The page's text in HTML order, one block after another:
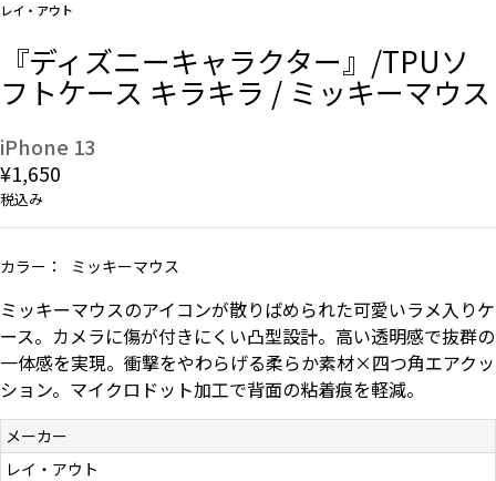
デザインから探す
事業内容
会社概要
よくある質問
お問い合わせ（一般の皆様）
お問い合わせ（企業様）
レイ・アウト
『ディズニーキャラクター』/TPUソ
フトケース キラキラ / ミッキーマウス
iPhone 13
¥1,650
税込み
カラー： ミッキーマウス
ミッキーマウスのアイコンが散りばめられた可愛いラメ入りケ
ース。カメラに傷が付きにくい凸型設計。高い透明感で抜群の
一体感を実現。衝撃をやわらげる柔らか素材×四つ角エアクッ
ション。マイクロドット加工で背面の粘着痕を軽減。
メーカー
レイ・アウト